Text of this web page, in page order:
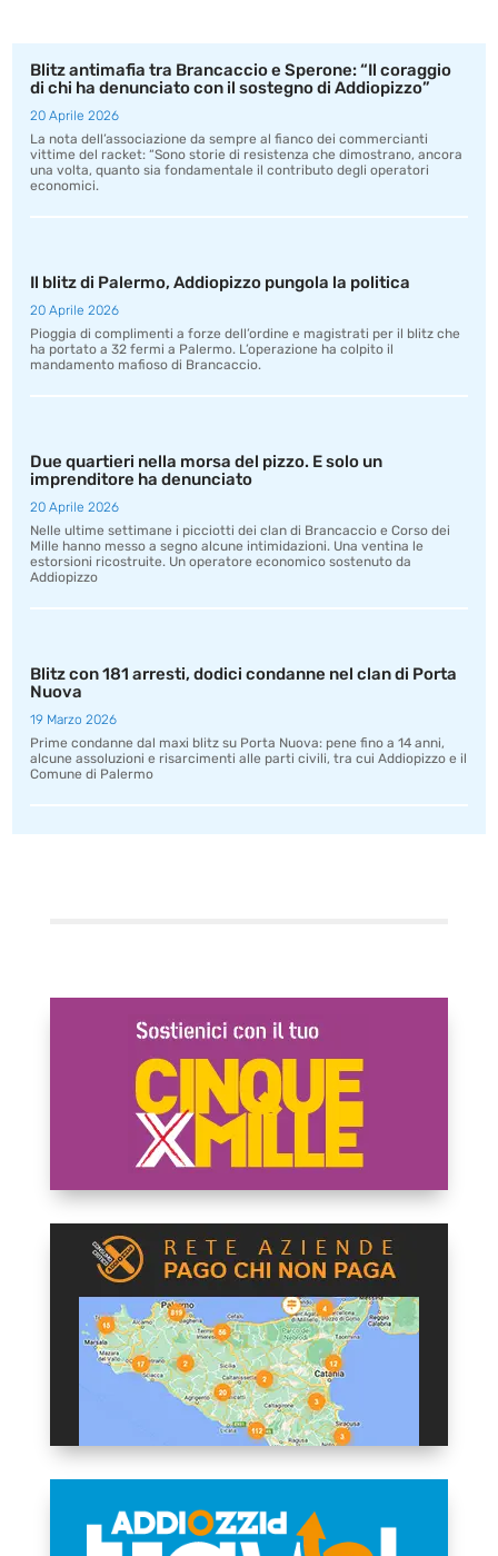
Blitz antimafia tra Brancaccio e Sperone: “Il coraggio
di chi ha denunciato con il sostegno di Addiopizzo”
20 Aprile 2026
La nota dell’associazione da sempre al fianco dei commercianti
vittime del racket: “Sono storie di resistenza che dimostrano, ancora
una volta, quanto sia fondamentale il contributo degli operatori
economici.
Il blitz di Palermo, Addiopizzo pungola la politica
20 Aprile 2026
Pioggia di complimenti a forze dell’ordine e magistrati per il blitz che
ha portato a 32 fermi a Palermo. L’operazione ha colpito il
mandamento mafioso di Brancaccio.
Due quartieri nella morsa del pizzo. E solo un
imprenditore ha denunciato
20 Aprile 2026
Nelle ultime settimane i picciotti dei clan di Brancaccio e Corso dei
Mille hanno messo a segno alcune intimidazioni. Una ventina le
estorsioni ricostruite. Un operatore economico sostenuto da
Addiopizzo
Blitz con 181 arresti, dodici condanne nel clan di Porta
Nuova
19 Marzo 2026
Prime condanne dal maxi blitz su Porta Nuova: pene fino a 14 anni,
alcune assoluzioni e risarcimenti alle parti civili, tra cui Addiopizzo e il
Comune di Palermo